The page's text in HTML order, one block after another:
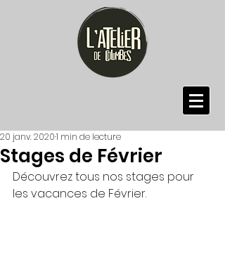
Stages de Février
20 janv. 20201 min de lecture
Découvrez tous nos stages pour
les vacances de Février.